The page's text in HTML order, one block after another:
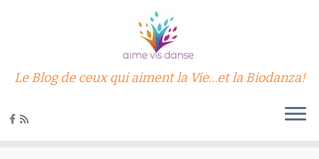
Le Blog de ceux qui aiment la Vie…et la Biodanza!